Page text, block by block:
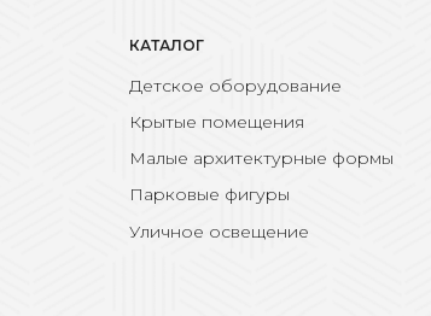
КАТАЛОГ
Детское оборудование
Крытые помещения
Малые архитектурные формы
Парковые фигуры
Уличное освещение